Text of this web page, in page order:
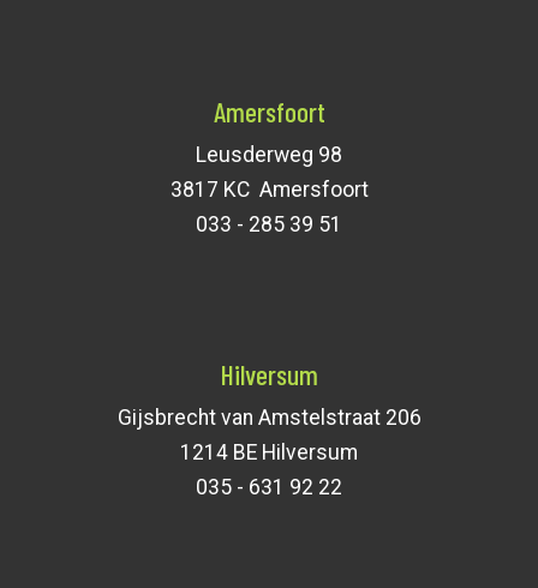
Amersfoort
Leusderweg 98
3817 KC Amersfoort
033 - 285 39 51
Hilversum
Gijsbrecht van Amstelstraat 206
1214 BE Hilversum
035 - 631 92 22